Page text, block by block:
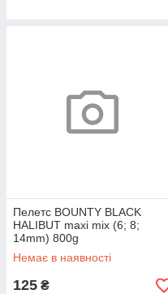
Пелетс BOUNTY BLACK
HALIBUT maxi mix (6; 8;
14mm) 800g
Немає в наявності
125 ₴